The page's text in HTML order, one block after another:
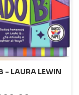
- LAURA LEWIN